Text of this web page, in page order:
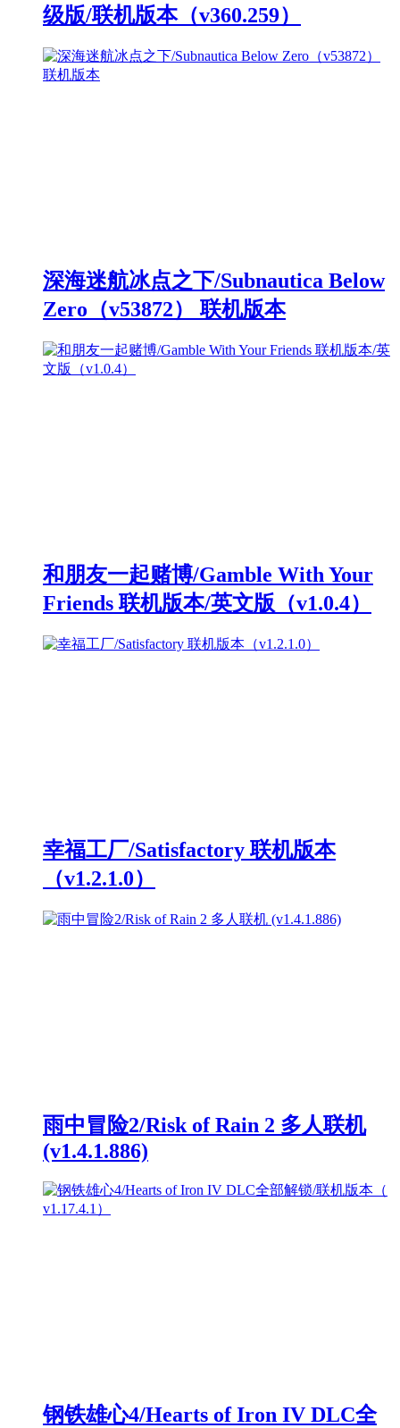
级版/联机版本（v360.259）
深海迷航冰点之下/Subnautica Below
Zero（v53872） 联机版本
和朋友一起赌博/Gamble With Your
Friends 联机版本/英文版（v1.0.4）
幸福工厂/Satisfactory 联机版本
（v1.2.1.0）
雨中冒险2/Risk of Rain 2 多人联机
(v1.4.1.886)
钢铁雄心4/Hearts of Iron IV DLC全